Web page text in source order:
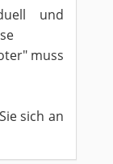
und
muss
sich an